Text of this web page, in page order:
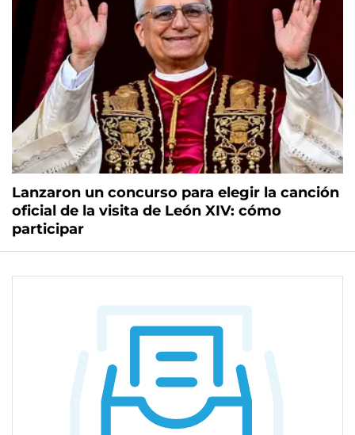
Lanzaron un concurso para elegir la canción
oficial de la visita de León XIV: cómo
participar